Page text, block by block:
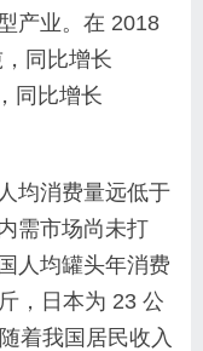
产业。在 2018
同比增长
同比增长
均消费量远低于
需市场尚未打
人均罐头年消费
，日本为 23 公
着我国居民收入